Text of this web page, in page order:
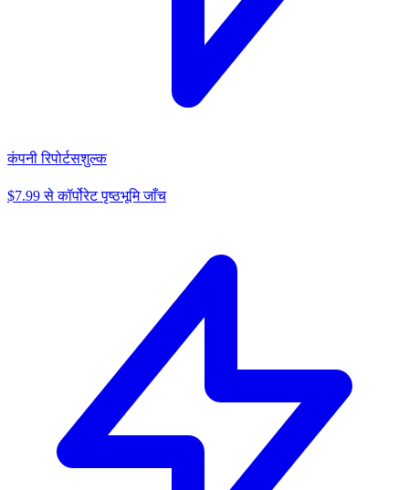
कंपनी रिपोर्टसशुल्क
$7.99 से कॉर्पोरेट पृष्ठभूमि जाँच